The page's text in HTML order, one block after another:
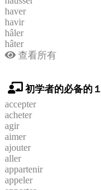
haver
havir
hâler
hâter
查看所有
初学者的必备的
accepter
acheter
agir
aimer
ajouter
aller
appartenir
appeler